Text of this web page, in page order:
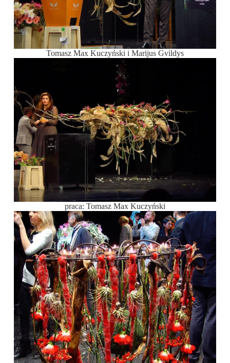
Tomasz Max Kuczyński i Marijus Gvildys
praca: Tomasz Max Kuczyński